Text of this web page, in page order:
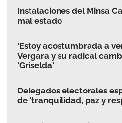
Instalaciones del Minsa
mal estado
'Estoy acostumbrada a
Vergara y su radical
'Griselda'
Delegados electorales
de 'tranquilidad, paz y